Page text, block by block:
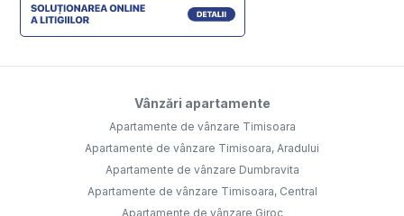
Vânzări apartamente
Apartamente de vânzare Timisoara
Apartamente de vânzare Timisoara, Aradului
Apartamente de vânzare Dumbravita
Apartamente de vânzare Timisoara, Central
Apartamente de vânzare Giroc